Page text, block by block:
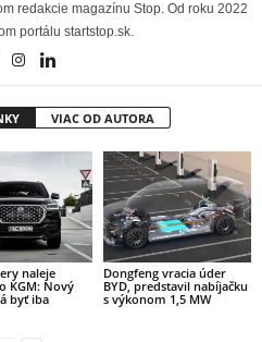
redakcie magazínu Stop. Od roku 2022
portálu startstop.sk.
VIAC OD AUTORA
naleje
KGM: Nový
byť iba
Dongfeng vracia úder
BYD, predstavil nabíjačku
s výkonom 1,5 MW